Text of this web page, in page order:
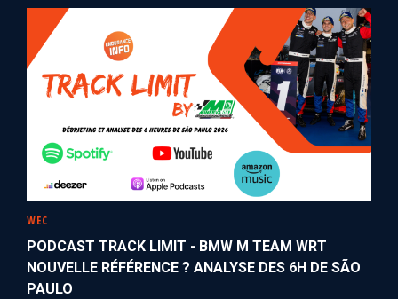
WEC
PODCAST TRACK LIMIT - BMW M TEAM WRT
NOUVELLE RÉFÉRENCE ? ANALYSE DES 6H DE SÃO
PAULO